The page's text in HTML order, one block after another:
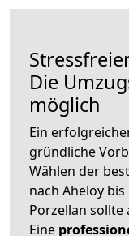
Die
möglich
Ein
gründliche
Wählen der
nach Aheloy
Porzellan
Eine